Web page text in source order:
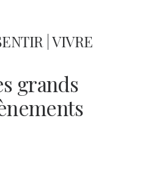
| VIVRE
grands